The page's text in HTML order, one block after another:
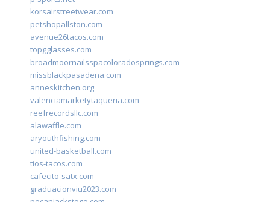
korsairstreetwear.com
petshopallston.com
avenue26tacos.com
topgglasses.com
broadmoornailsspacoloradosprings.com
missblackpasadena.com
anneskitchen.org
valenciamarketytaqueria.com
reefrecordsllc.com
alawaffle.com
aryouthfishing.com
united-basketball.com
tios-tacos.com
cafecito-satx.com
graduacionviu2023.com